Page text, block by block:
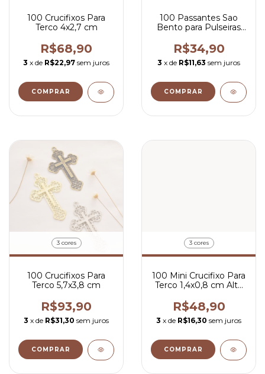
100 Crucifixos Para
Terco 4x2,7 cm
R$68,90
3 x de R$22,97 sem juros
COMPRAR
100 Passantes Sao
Bento para Pulseiras
R$34,90
3 x de R$11,63 sem juros
COMPRAR
3 cores
100 Crucifixos Para
Terco 5,7x3,8 cm
R$93,90
3 x de R$31,30 sem juros
COMPRAR
3 cores
100 Mini Crucifixo Para
Terco 1,4x0,8 cm Alta
R$48,90
3 x de R$16,30 sem juros
COMPRAR